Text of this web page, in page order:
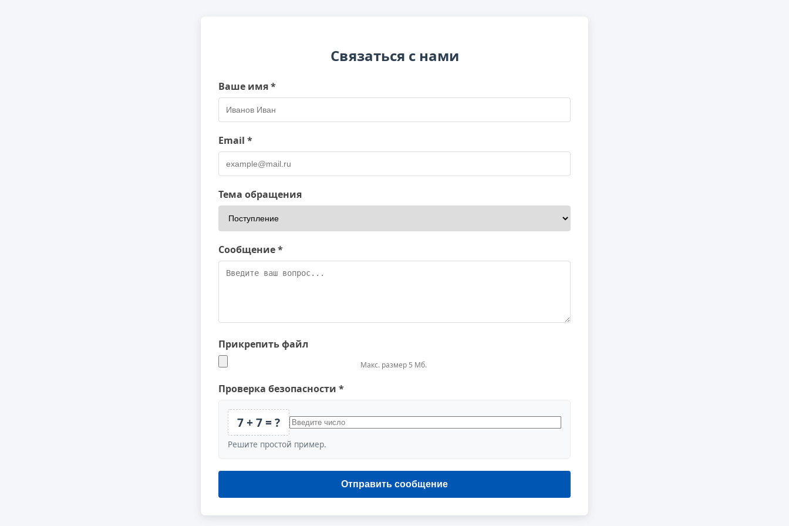
Связаться с нами
Ваше имя *
Email *
Тема обращения
Сообщение *
Прикрепить файл
Макс. размер 5 Мб.
Проверка безопасности *
7 + 7 = ?
Решите простой пример.
Отправить сообщение